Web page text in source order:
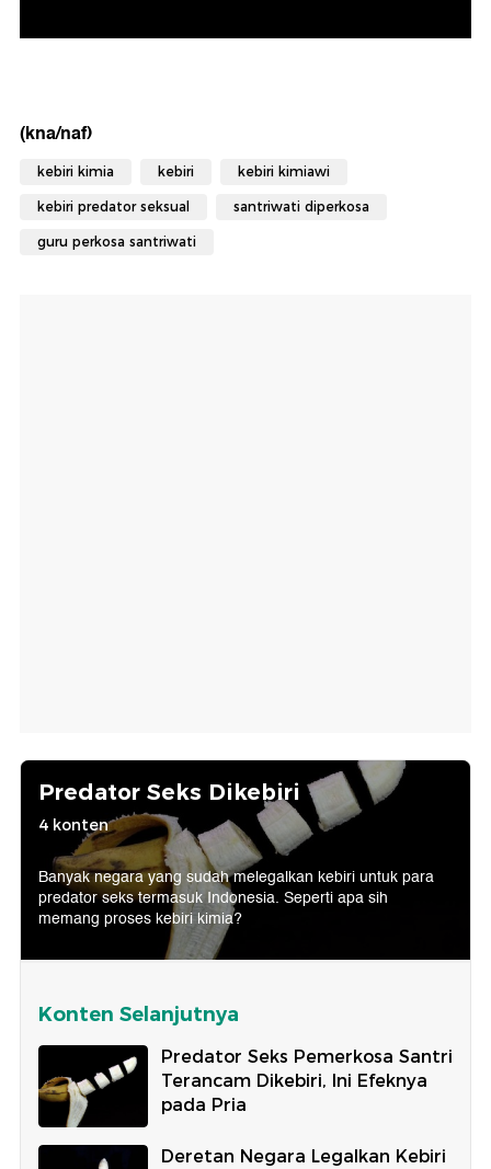
(kna/naf)
kebiri kimia kebiri kebiri kimiawi
kebiri predator seksual santriwati diperkosa
guru perkosa santriwati
Predator Seks Dikebiri
4 konten
Banyak negara yang sudah melegalkan kebiri untuk para
predator seks termasuk Indonesia. Seperti apa sih
memang proses kebiri kimia?
Konten Selanjutnya
Predator Seks Pemerkosa Santri
Terancam Dikebiri, Ini Efeknya
pada Pria
Deretan Negara Legalkan Kebiri